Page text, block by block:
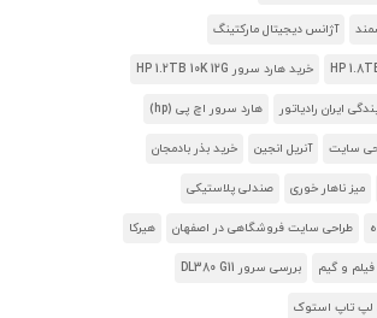
آژانس دیجیتال مارکتینگ
خرید هارد سرور HP 1.2TB 10K 12G
ایران رادیاتور هارد سرور اچ پی (hp)
سایت آنریل انجین خرید بذر بادمجان
میز ناهار خوری صندلی پلاستیکی
طراحی سایت فروشگاهی در اصفهان هیرکا
و گیم بررسی سرور DL380 G11
لپ تاپ استوک